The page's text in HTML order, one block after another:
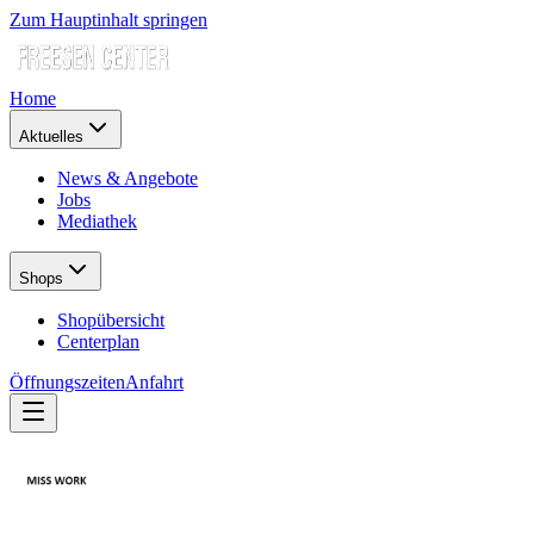
Zum Hauptinhalt springen
Home
Aktuelles
News & Angebote
Jobs
Mediathek
Shops
Shopübersicht
Centerplan
ÖffnungszeitenAnfahrt